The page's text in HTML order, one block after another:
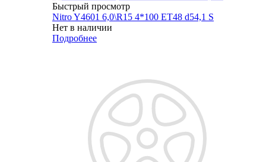
Быстрый просмотр
Nitro Y4601 6,0\R15 4*100 ET48 d54,1 S
Нет в наличии
Подробнее